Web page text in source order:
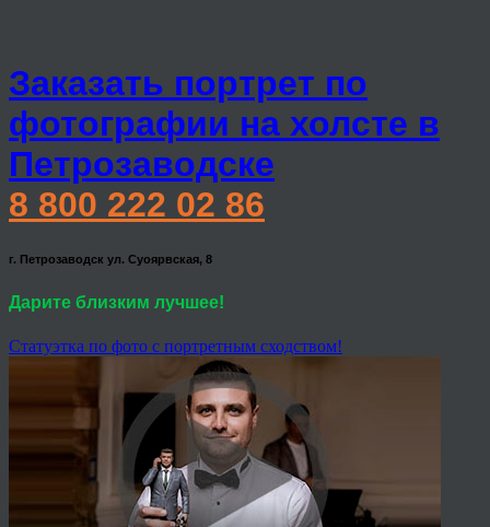
Заказать портрет по
фотографии на холсте в
Петрозаводске
8 800 222 02 86
г. Петрозаводск ул. Суоярвская, 8
Дарите близким лучшее!
Статуэтка по фото с портретным сходством!